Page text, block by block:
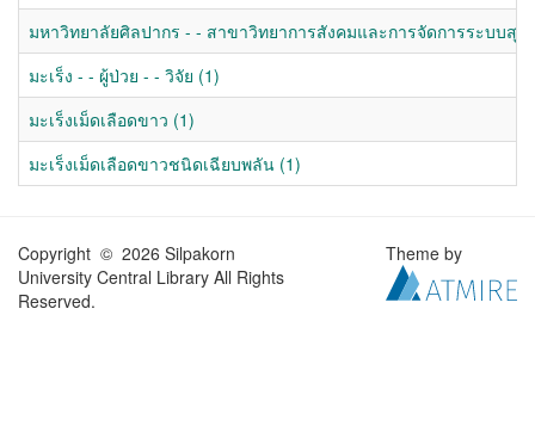
มหาวิทยาลัยศิลปากร - - สาขาวิทยาการสังคมและการจัดการระบบสุ
มะเร็ง - - ผู้ป่วย - - วิจัย (1)
มะเร็งเม็ดเลือดขาว (1)
มะเร็งเม็ดเลือดขาวชนิดเฉียบพลัน (1)
Copyright © 2026 Silpakorn
University Central Library All Rights
Reserved.
Theme by